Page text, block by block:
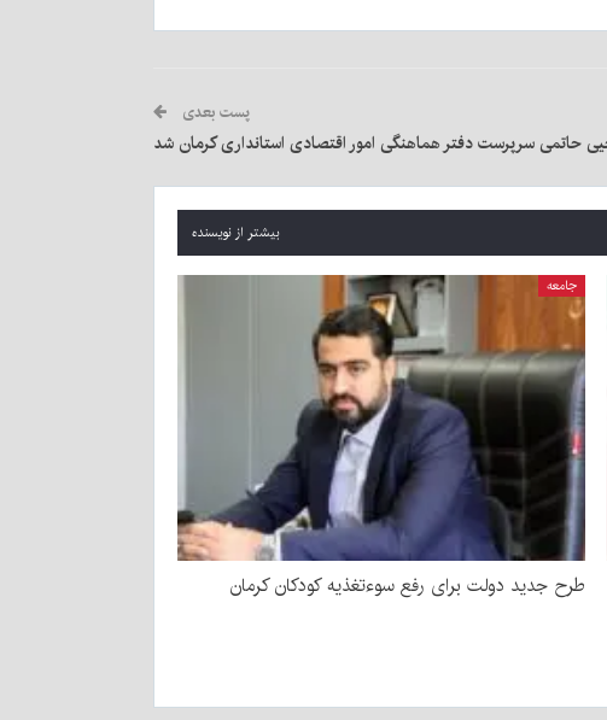
پست بعدی
حاتمی سرپرست دفتر هماهنگی امور اقتصادی استانداری کرمان شد
بیشتر از نویسنده
جامعه
طرح جدید دولت برای رفع سوءتغذیه کودکان کرمان